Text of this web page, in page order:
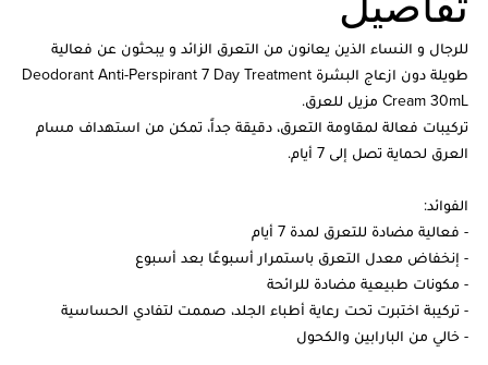
تفاصيل
للرجال و النساء الذين يعانون من التعرق الزائد و يبحثون عن فعالية
طويلة دون ازعاج البشرة Deodorant Anti-Perspirant 7 Day Treatment
Cream 30mL مزيل للعرق.
تركيبات فعالة لمقاومة التعرق، دقيقة جداً، تمكن من استهداف مسام
العرق لحماية تصل إلى 7 أيام.
الفوائد:
- فعالية مضادة للتعرق لمدة 7 أيام
- إنخفاض ​​معدل التعرق باستمرار أسبوعًا بعد أسبوع
- مكونات طبيعية مضادة للرائحة
- تركيبة اختبرت تحت رعاية أطباء الجلد، صممت لتفادي الحساسية
- خالي من البارابين والكحول